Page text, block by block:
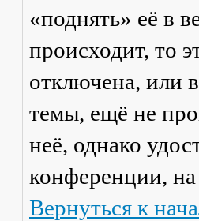
«поднять» её в
происходит, то
отключена, или
темы, ещё не
неё, однако
конференции,
Вернуться к